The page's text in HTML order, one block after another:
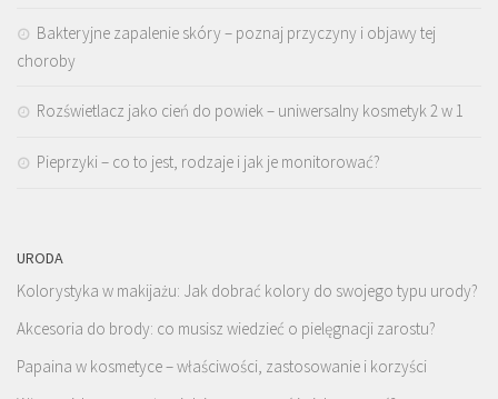
Bakteryjne zapalenie skóry – poznaj przyczyny i objawy tej
choroby
Rozświetlacz jako cień do powiek – uniwersalny kosmetyk 2 w 1
Pieprzyki – co to jest, rodzaje i jak je monitorować?
URODA
Kolorystyka w makijażu: Jak dobrać kolory do swojego typu urody?
Akcesoria do brody: co musisz wiedzieć o pielęgnacji zarostu?
Papaina w kosmetyce – właściwości, zastosowanie i korzyści